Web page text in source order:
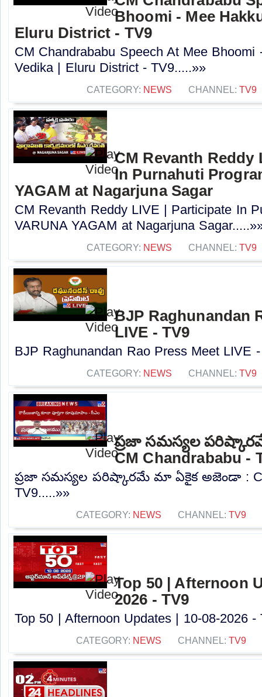
Bhoomi - Mee
Eluru District - TV9
CM Chandrababu Speech At Mee Bhoomi
Vedika | Eluru District - TV9.....»»
CATEGORY: NEWS CHANNEL: TV9
CM Revanth Reddy
In Purnahuti
YAGAM at Nagarjuna Sagar
CM Revanth Reddy LIVE | Participate In
VARUNA YAGAM at Nagarjuna
CATEGORY: NEWS CHANNEL: TV9
BJP Raghunandan
LIVE - TV9
BJP Raghunandan Rao Press Meet LIVE
CATEGORY: NEWS CHANNEL: TV9
ప్రజా సమస్యల
CM Chandrababu -
ప్రజా సమస్యల పరిష్కారమే మా ఏకైక అజెండా :
TV9.....»»
CATEGORY: NEWS CHANNEL: TV9
Top 50 | Afternoon
2026 - TV9
Top 50 | Afternoon Updates | 10-08-2026 -
CATEGORY: NEWS CHANNEL: TV9